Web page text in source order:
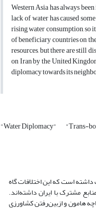
Western Asia has always
lack of water has caused
rising water consumption, so
of beneficiary countries on
resources, but there are still
on Iran by the United
diplomacy towards its
"Water Diplomacy" "Trans-
است که این اختلافات گاه
مشترک با ایران داشته‌اند.
هامون و ازبین‌رفتن کشاورزی